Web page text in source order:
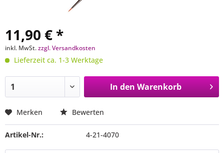
11,90 € *
inkl. MwSt.zzgl. Versandkosten
Lieferzeit ca. 1-3 Werktage
In den Warenkorb
Merken Bewerten
Artikel-Nr.: 4-21-4070